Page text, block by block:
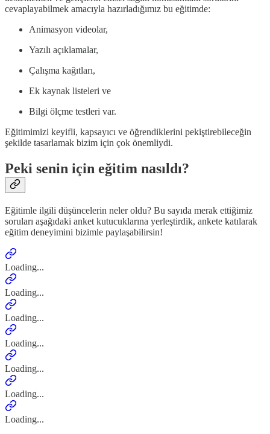
cevaplayabilmek amacıyla hazırladığımız bu eğitimde:
Animasyon videolar,
Yazılı açıklamalar,
Çalışma kağıtları,
Ek kaynak listeleri ve
Bilgi ölçme testleri var.
Eğitimimizi keyifli, kapsayıcı ve öğrendiklerini pekiştirebileceğin
şekilde tasarlamak bizim için çok önemliydi.
Peki senin için eğitim nasıldı?
Eğitimle ilgili düşüncelerin neler oldu? Bu sayıda merak ettiğimiz
soruları aşağıdaki anket kutucuklarına yerleştirdik, ankete katılarak
eğitim deneyimini bizimle paylaşabilirsin!
Loading...
Loading...
Loading...
Loading...
Loading...
Loading...
Loading...